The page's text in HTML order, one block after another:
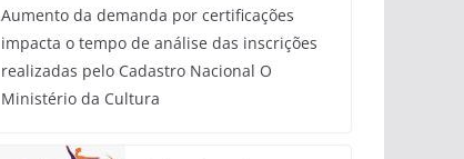
Aumento da demanda por certificações
impacta o tempo de análise das inscrições
realizadas pelo Cadastro Nacional O
Ministério da Cultura